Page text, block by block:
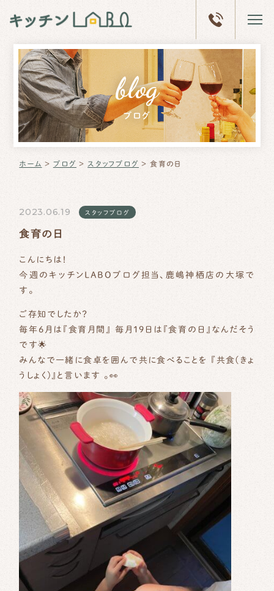
ホーム
キッチンLABOとは
体験型ショールーム
ブログ
TEL. 0120-010-753
blog
ブログ
ホーム ＞ ブログ ＞ スタッフブログ ＞食育の日
2023.06.19 スタッフブログ
食育の日
こんにちは！
今週のキッチンLABOブログ担当、鹿嶋神栖店の大塚で
す。
ご存知でしたか？
毎年6月は『食育月間』 毎月19日は『食育の日』なんだそう
です️🌟
みんなで一緒に食卓を囲んで共に食べることを 『共食(きょ
うしょく)』と言います
。👀